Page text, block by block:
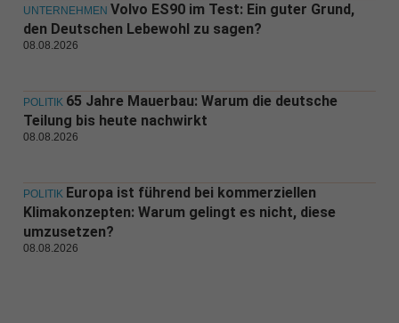
UNTERNEHMEN Volvo ES90 im Test: Ein guter Grund,
den Deutschen Lebewohl zu sagen?
08.08.2026
POLITIK 65 Jahre Mauerbau: Warum die deutsche
Teilung bis heute nachwirkt
08.08.2026
POLITIK Europa ist führend bei kommerziellen
Klimakonzepten: Warum gelingt es nicht, diese
umzusetzen?
08.08.2026